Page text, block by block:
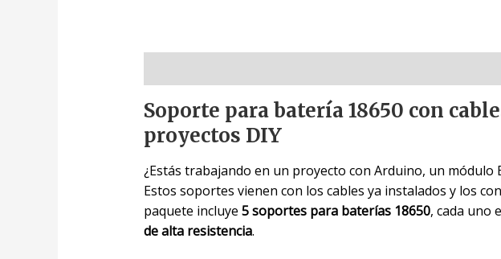
Soporte para batería 18650 con
proyectos DIY
¿Estás trabajando en un proyecto con Arduino, un módulo
Estos soportes vienen con los cables ya instalados y los
paquete incluye 5 soportes para baterías 18650, cada uno
de alta resistencia.